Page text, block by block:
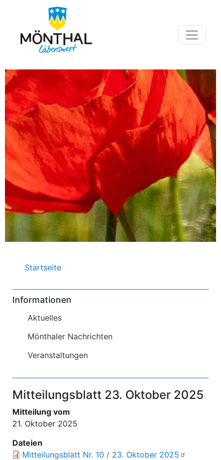
Hauptnavigation
Pfadnavigation
Startseite
Informationen
Aktuelles
Mönthaler Nachrichten
Veranstaltungen
Mitteilungsblatt 23. Oktober 2025
Mitteilung vom
21. Oktober 2025
Dateien
Mitteilungsblatt Nr. 10 / 23. Oktober 2025